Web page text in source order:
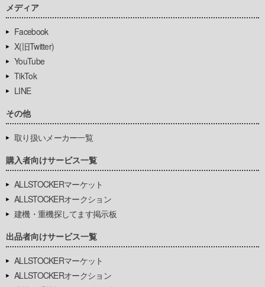
メディア
Facebook
X(旧Twitter)
YouTube
TikTok
LINE
その他
取り扱いメーカー一覧
購入者向けサービス一覧
ALLSTOCKERマーケット
ALLSTOCKERオークション
建機・重機探してます掲示板
出品者向けサービス一覧
ALLSTOCKERマーケット
ALLSTOCKERオークション